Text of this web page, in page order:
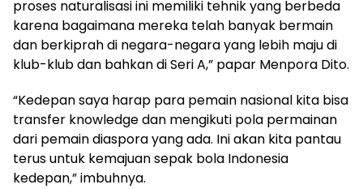
proses naturalisasi ini memiliki tehnik yang berbeda
karena bagaimana mereka telah banyak bermain
dan berkiprah di negara-negara yang lebih maju di
klub-klub dan bahkan di Seri A,” papar Menpora Dito.
“Kedepan saya harap para pemain nasional kita bisa
transfer knowledge dan mengikuti pola permainan
dari pemain diaspora yang ada. Ini akan kita pantau
terus untuk kemajuan sepak bola Indonesia
kedepan,” imbuhnya.